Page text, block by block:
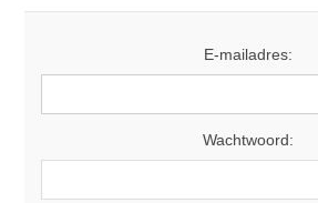
E-mailadres:
Wachtwoord: